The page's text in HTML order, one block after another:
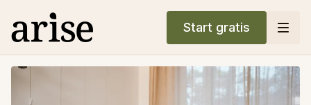
Start gratis